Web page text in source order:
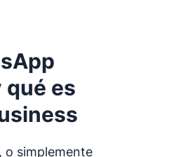
qué es
o simplemente